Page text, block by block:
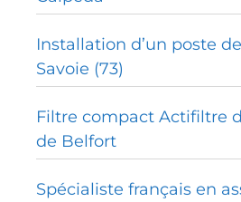
Installation d’un poste
Savoie (73)
Filtre compact Actifiltre
de Belfort
Spécialiste français en